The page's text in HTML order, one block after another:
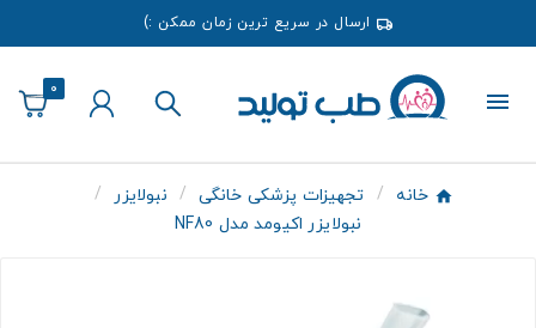
ارسال در سریع ترین زمان ممکن :)
0
خانه تجهیزات پزشکی خانگی
نبولایزر
نبولایزر اکیومد مدل NF80